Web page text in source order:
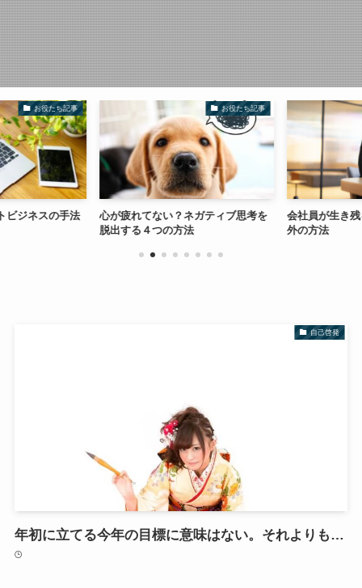
お役たち記事
ジネスの手法
お役たち記事
心が疲れてない？ネガティブ思考を
脱出する４つの方法
会社員が生き残
外の方法
自己啓発
年初に立てる今年の目標に意味はない。それよりも…